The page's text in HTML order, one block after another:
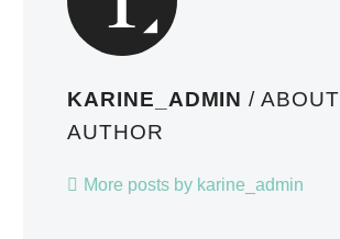
KARINE_ADMIN/ ABOUT
AUTHOR
More posts by karine_admin